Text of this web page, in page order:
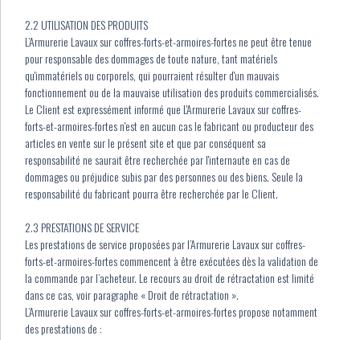
2.2 UTILISATION DES PRODUITS
L’Armurerie Lavaux sur coffres-forts-et-armoires-fortes ne peut être tenue
pour responsable des dommages de toute nature, tant matériels
qu'immatériels ou corporels, qui pourraient résulter d'un mauvais
fonctionnement ou de la mauvaise utilisation des produits commercialisés.
Le Client est expressément informé que L'Armurerie Lavaux sur coffres-
forts-et-armoires-fortes n'est en aucun cas le fabricant ou producteur des
articles en vente sur le présent site et que par conséquent sa
responsabilité ne saurait être recherchée par l'internaute en cas de
dommages ou préjudice subis par des personnes ou des biens. Seule la
responsabilité du fabricant pourra être recherchée par le Client.
2.3 PRESTATIONS DE SERVICE
Les prestations de service proposées par l’Armurerie Lavaux sur coffres-
forts-et-armoires-fortes commencent à être exécutées dès la validation de
la commande par l’acheteur. Le recours au droit de rétractation est limité
dans ce cas, voir paragraphe « Droit de rétractation ».
L’Armurerie Lavaux sur coffres-forts-et-armoires-fortes propose notamment
des prestations de :